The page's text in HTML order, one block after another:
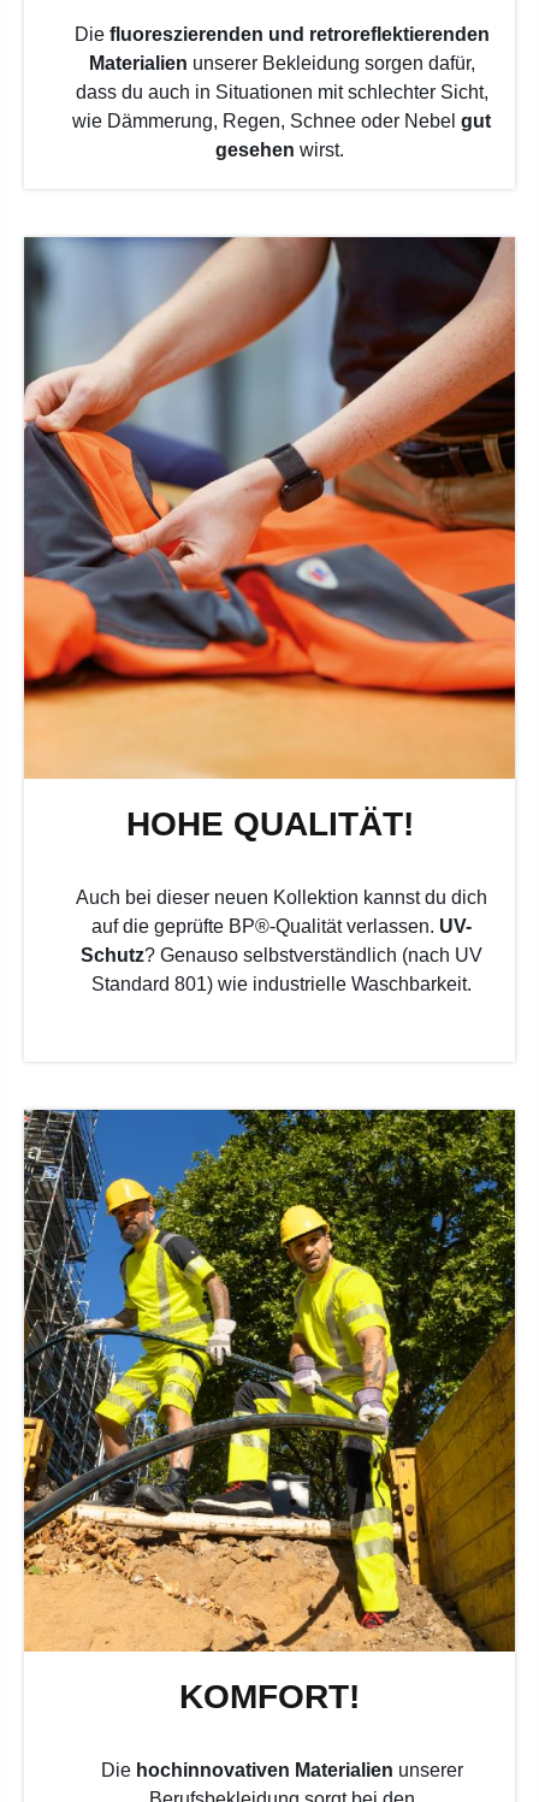
Die fluoreszierenden und retroreflektierenden
Materialien unserer Bekleidung sorgen dafür,
dass du auch in Situationen mit schlechter Sicht,
wie Dämmerung, Regen, Schnee oder Nebel gut
gesehen wirst.
HOHE QUALITÄT!
Auch bei dieser neuen Kollektion kannst du dich
auf die geprüfte BP®-Qualität verlassen. UV-
Schutz? Genauso selbstverständlich (nach UV
Standard 801) wie industrielle Waschbarkeit.
KOMFORT!
Die hochinnovativen Materialien unserer